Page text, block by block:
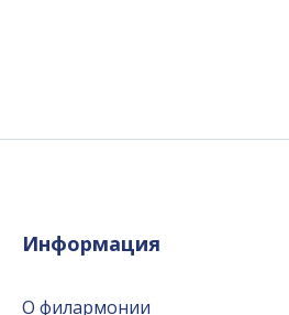
Информация
О филармонии